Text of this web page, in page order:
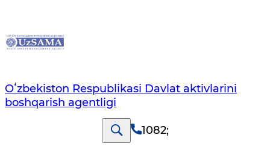
Oʻzbekiston Respublikasi Davlat aktivlarini
boshqarish agentligi
1082;